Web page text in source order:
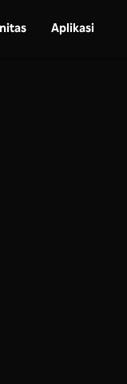
Aplikasi